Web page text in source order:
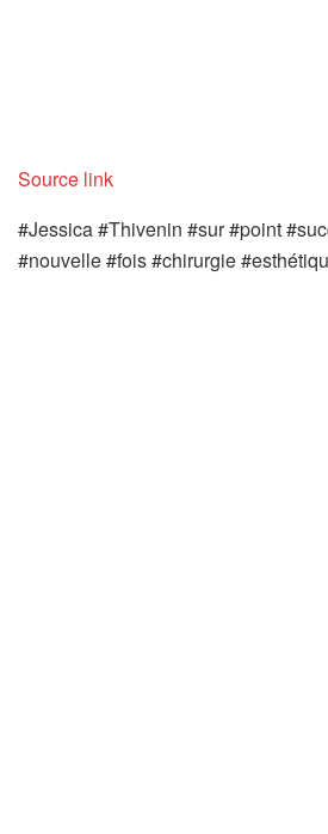
Source link
#Jessica #Thivenin #sur #point
#nouvelle #fois #chirurgie